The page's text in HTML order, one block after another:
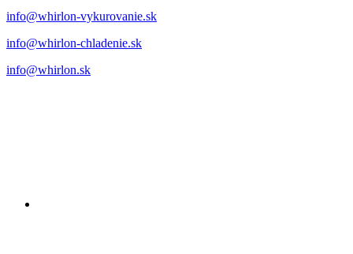
info@whirlon-vykurovanie.sk
info@whirlon-chladenie.sk
info@whirlon.sk